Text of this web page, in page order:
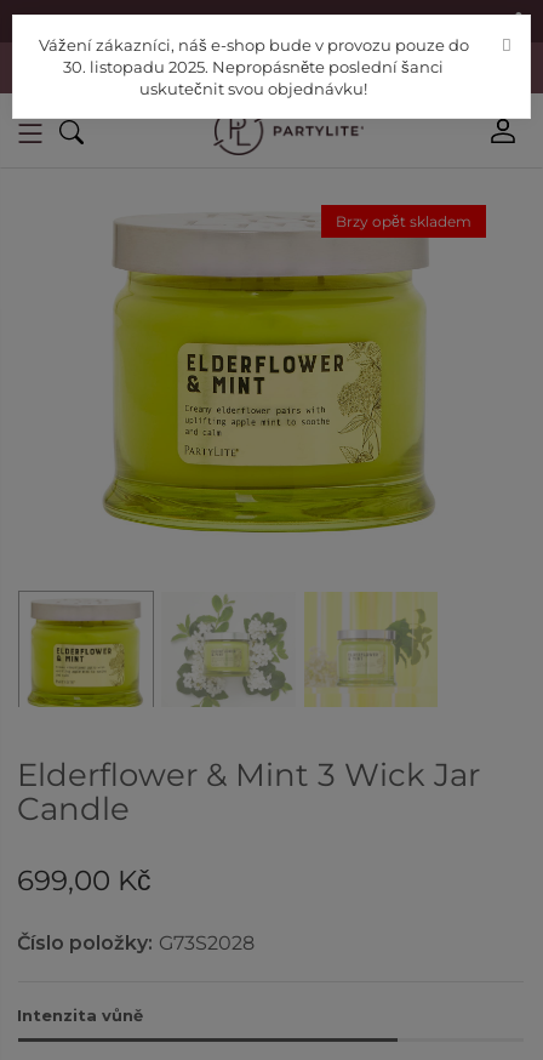
|
Vážení zákazníci, náš e-shop bude v provozu pouze do 30. listopadu
2025. Nepropásněte poslední šanci uskutečnit svou objednávku!
Brzy opět skladem
Elderflower & Mint 3 Wick Jar
Candle
699,00 Kč
Číslo položky: G73S2028
Intenzita vůně
Vážení zákazníci, náš e-shop bude v provozu pouze do
30. listopadu 2025. Nepropásněte poslední šanci
uskutečnit svou objednávku!